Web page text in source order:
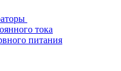
тока
питания